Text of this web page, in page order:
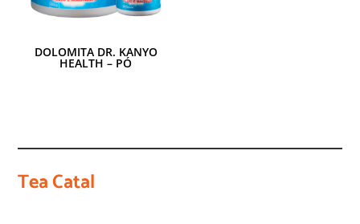
DOLOMITA DR. KANYO
HEALTH – PÓ
Tea Catal